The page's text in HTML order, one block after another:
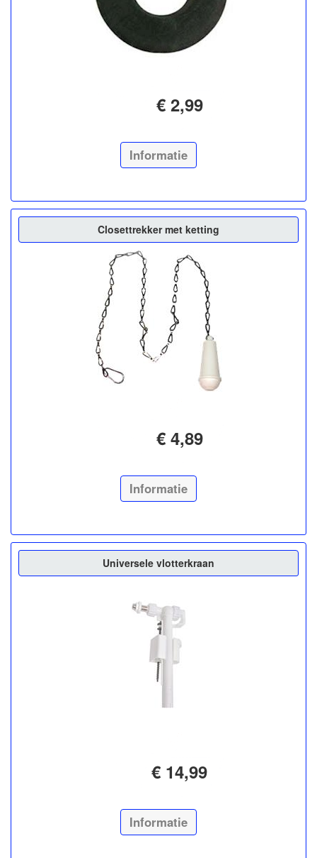
€ 2,99
Informatie
Closettrekker met ketting
€ 4,89
Informatie
Universele vlotterkraan
€ 14,99
Informatie